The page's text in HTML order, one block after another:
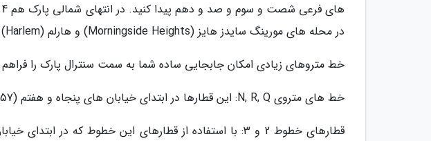
در محله های مورینگ سایدز هایز (Morningside Heights) و هارلم (Harlem) وجود دارد .
خط متروهای زیادی امکان جابجایی ساده شما به سمت سنترال پارک را
خط های متروی N, R, Q: این قطارها در ابتدای خیابان های پنجاه و هفتم (57) و هفتم (7) توقف می نمایند .